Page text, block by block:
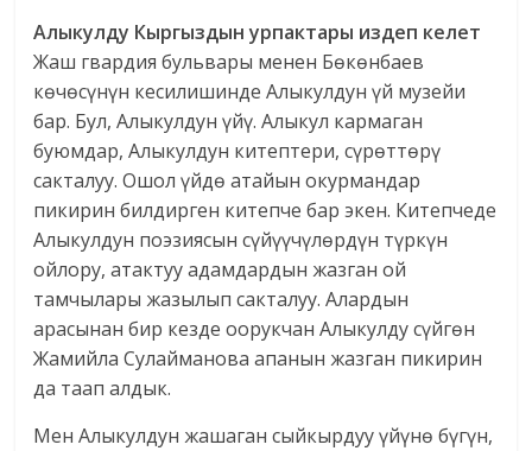
Алыкулду Кыргыздын урпактары издеп келет
Жаш гвардия бульвары менен Бөкөнбаев
көчөсүнүн кесилишинде Алыкулдун үй музейи
бар. Бул, Алыкулдун үйү. Алыкул кармаган
буюмдар, Алыкулдун китептери, сүрөттөрү
сакталуу. Ошол үйдө атайын окурмандар
пикирин билдирген китепче бар экен. Китепчеде
Алыкулдун поэзиясын сүйүүчүлөрдүн түркүн
ойлору, атактуу адамдардын жазган ой
тамчылары жазылып сакталуу. Алардын
арасынан бир кезде оорукчан Алыкулду сүйгөн
Жамийла Сулайманова апанын жазган пикирин
да таап алдык.
Мен Алыкулдун жашаган сыйкырдуу үйүнө бүгүн,